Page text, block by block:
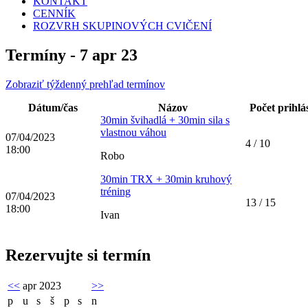
CENNÍK
ROZVRH SKUPINOVÝCH CVIČENÍ
Termíny - 7 apr 23
Zobraziť týždenný prehľad termínov
Dátum/čas
Názov Počet
07/04/2023
18:00
30min švihadlá + 30min sila s
vlastnou váhou
Robo
4 / 10
07/04/2023
18:00
30min TRX + 30min kruhový
tréning
Ivan
13 / 15
Rezervujte si termín
<< apr 2023
>>
p
u s š p s n